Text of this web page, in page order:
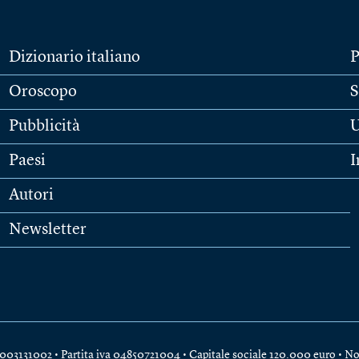
Dizionario italiano
Oroscopo
Pubblicità
Paesi
Autori
Newsletter
• Partita iva 04850721004 • Capitale sociale 120.000 euro •